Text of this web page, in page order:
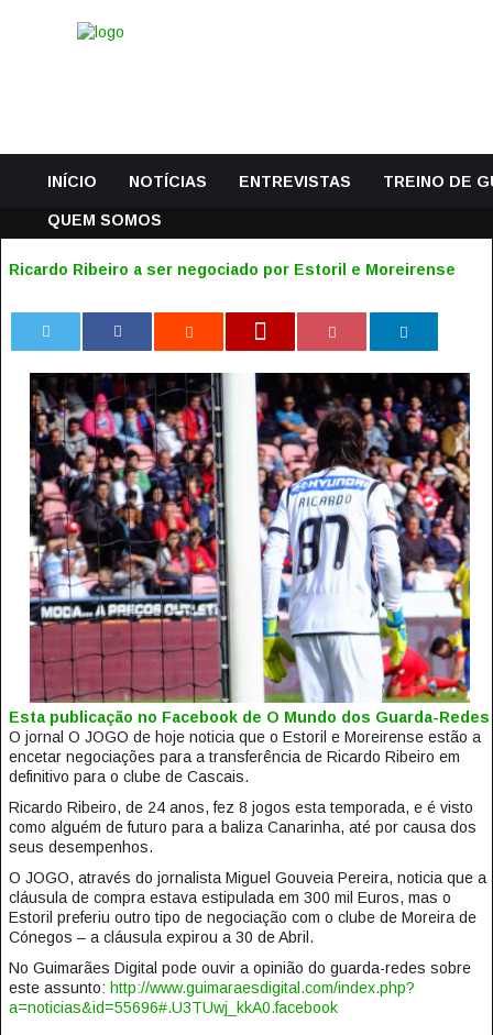
INÍCIO NOTÍCIAS ENTREVISTAS TREINO DE
QUEM SOMOS
Ricardo Ribeiro a ser negociado por Estoril e Moreirense
0
Esta publicação no Facebook de O Mundo dos Guarda-Redes
O jornal O JOGO de hoje noticia que o Estoril e Moreirense estão a
encetar negociações para a transferência de Ricardo Ribeiro em
definitivo para o clube de Cascais.
Ricardo Ribeiro, de 24 anos, fez 8 jogos esta temporada, e é visto
como alguém de futuro para a baliza Canarinha, até por causa dos
seus desempenhos.
O JOGO, através do jornalista Miguel Gouveia Pereira, noticia que a
cláusula de compra estava estipulada em 300 mil Euros, mas o
Estoril preferiu outro tipo de negociação com o clube de Moreira de
Cónegos – a cláusula expirou a 30 de Abril.
No Guimarães Digital pode ouvir a opinião do guarda-redes sobre
este assunto: http://www.guimaraesdigital.com/index.php?
a=noticias&id=55696#.U3TUwj_kkA0.facebook